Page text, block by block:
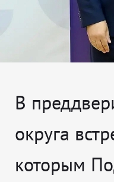
В
округа
которым